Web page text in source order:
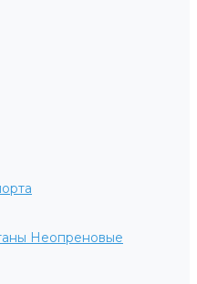
Неопреновые